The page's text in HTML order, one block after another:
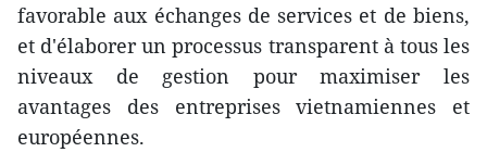
favorable aux échanges de services et de biens,
et d'élaborer un processus transparent à tous les
niveaux de gestion pour maximiser les
avantages des entreprises vietnamiennes et
européennes.